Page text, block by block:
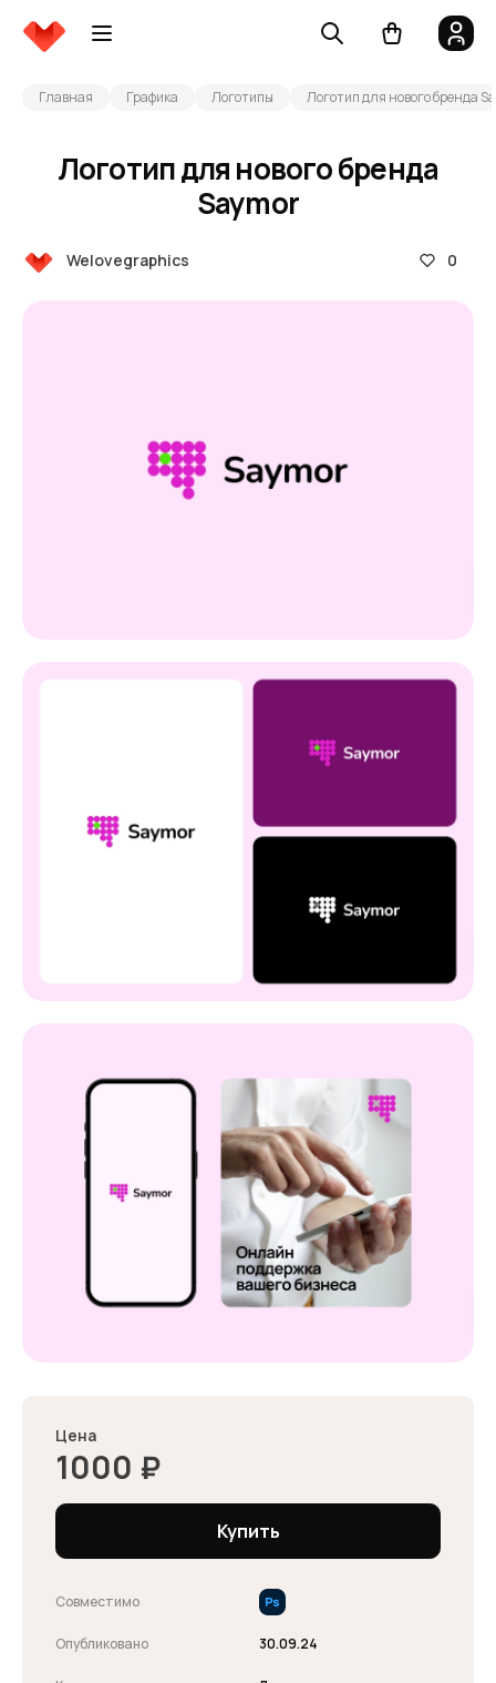
Главная Графика Логотипы Логотип для нового бренда
Логотип для нового бренда
Saymor
Welovegraphics 0
Цена
1000 ₽
Купить
Совместимо
Опубликовано 30.09.24